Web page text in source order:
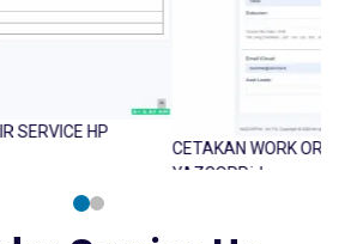
ORDER APLIKASI KASIR SERVICE HP